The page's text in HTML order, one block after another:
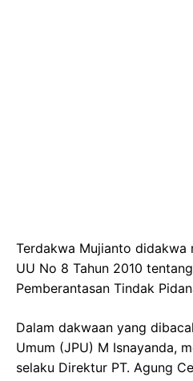
Terdakwa Mujianto didakwa
UU No 8 Tahun 2010
Pemberantasan Tindak
Dalam dakwaan yang
Umum (JPU) M Isnayanda,
selaku Direktur PT. Agung